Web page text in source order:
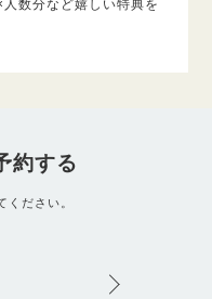
数分など嬉しい特典を
約する
ください。